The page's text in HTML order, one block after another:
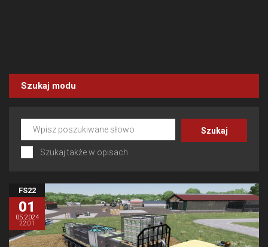
Szukaj modu
Szukaj także w opisach
FS22
01
05.2024
22:01